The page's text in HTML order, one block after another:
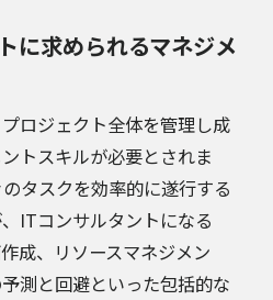
に求められるマネジメ
ロジェクト全体を管理し成
トスキルが必要とされま
タスクを効率的に遂行する
ITコンサルタントになる
成、リソースマネジメン
測と回避といった包括的な